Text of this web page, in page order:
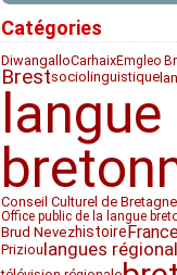
Catégories
DiwangalloCarhaixEmgleo
Brestsociolinguistique
langue
Conseil Culturel de Bretagne
Office public de la langue
Brud Nevezhistoire
Prizioulangues